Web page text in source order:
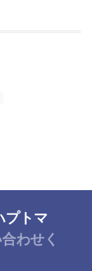
プトマ
わせく